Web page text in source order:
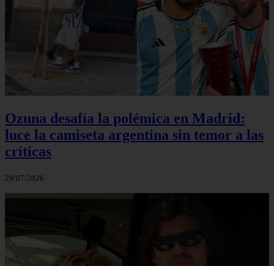
Ozuna desafía la polémica en Madrid:
luce la camiseta argentina sin temor a las
críticas
29/07/2026